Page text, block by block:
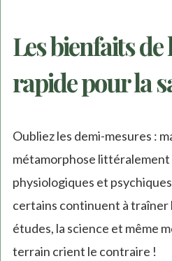
Les bienfaits
rapide pour la
Oubliez les demi-mesures :
métamorphose littéralement
physiologiques et
certains continuent à traîner
études, la science et même
terrain crient le contraire !